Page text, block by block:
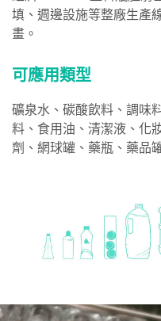
填、週邊設施等整廠生產
畫。
可應用類型
礦泉水、碳酸飲料、調味
料、食用油、清潔液、化
劑、網球罐、藥瓶、藥品